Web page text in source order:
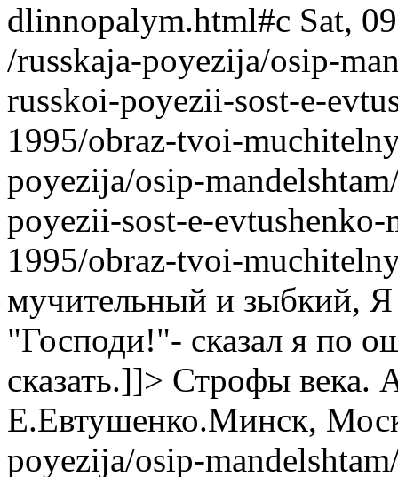
dlinnopalym.html#c Sat,
/russkaja-poyezija/osip-
russkoi-poyezii-sost-e-
1995/obraz-tvoi-
poyezija/osip-
poyezii-sost-e-
1995/obraz-tvoi-
мучительный и зыбкий, Я
"Господи!"- сказал я по
сказать.]]> Строфы века.
Е.Евтушенко.Минск,
poyezija/osip-